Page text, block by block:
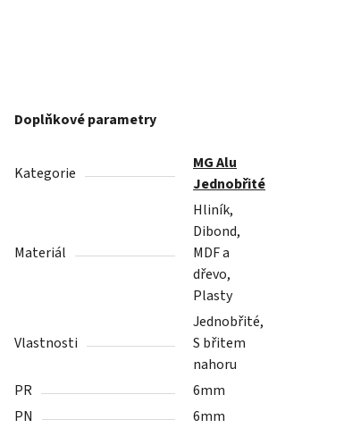
Doplňkové parametry
Kategorie
MG Alu
Jednobřité
Materiál
Hliník,
Dibond,
MDF a
dřevo,
Plasty
Vlastnosti
Jednobřité,
S břitem
nahoru
PR
6mm
PN
6mm